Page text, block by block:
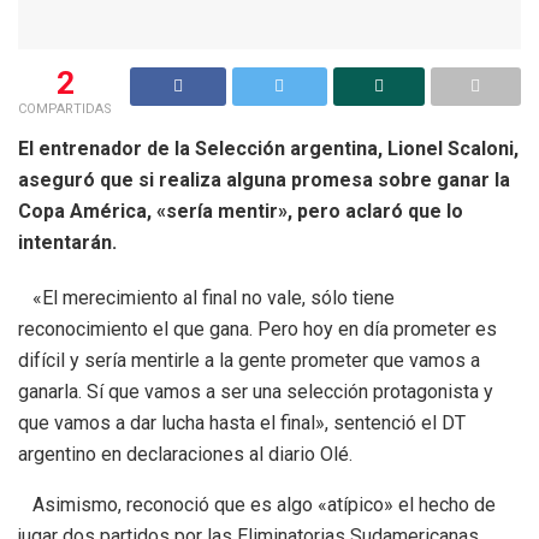
2
COMPARTIDAS
El entrenador de la Selección argentina, Lionel Scaloni,
aseguró que si realiza alguna promesa sobre ganar la
Copa América, «sería mentir», pero aclaró que lo
intentarán.
«El merecimiento al final no vale, sólo tiene
reconocimiento el que gana. Pero hoy en día prometer es
difícil y sería mentirle a la gente prometer que vamos a
ganarla. Sí que vamos a ser una selección protagonista y
que vamos a dar lucha hasta el final», sentenció el DT
argentino en declaraciones al diario Olé.
Asimismo, reconoció que es algo «atípico» el hecho de